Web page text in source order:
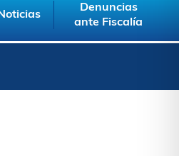
Denuncias
ante Fiscalía